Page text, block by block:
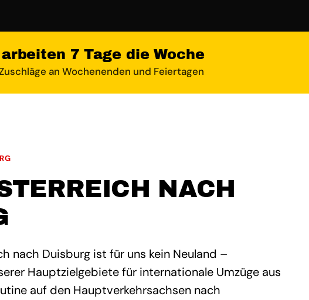
7 Tage die Woche
an Wochenenden und Feiertagen
NACH
nach Duisburg ist für uns kein Neuland –
Hauptzielgebiete für internationale Umzüge aus
auf den Hauptverkehrsachsen nach